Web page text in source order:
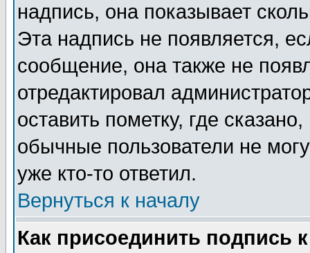
надпись, она показывает
Эта надпись не появляется,
сообщение, она также не
отредактировал
оставить пометку, где
обычные пользователи не
уже кто-то ответил.
Вернуться к началу
Как присоединить подпись